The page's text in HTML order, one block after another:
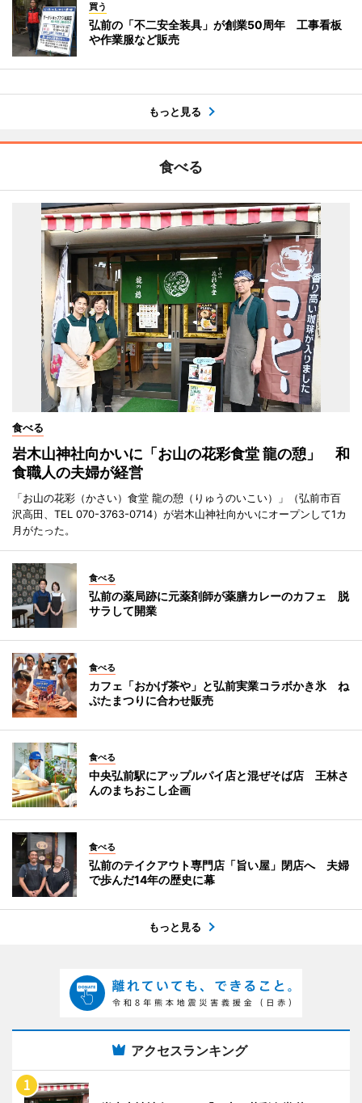
買う
弘前の「不二安全装具」が創業50周年 工事看板
や作業服など販売
もっと見る
食べる
食べる
岩木山神社向かいに「お山の花彩食堂 龍の憩」 和
食職人の夫婦が経営
「お山の花彩（かさい）食堂 龍の憩（りゅうのいこい）」（弘前市百
沢高田、TEL 070-3763-0714）が岩木山神社向かいにオープンして1カ
月がたった。
食べる
弘前の薬局跡に元薬剤師が薬膳カレーのカフェ 脱
サラして開業
食べる
カフェ「おかげ茶や」と弘前実業コラボかき氷 ね
ぷたまつりに合わせ販売
食べる
中央弘前駅にアップルパイ店と混ぜそば店 王林さ
んのまちおこし企画
食べる
弘前のテイクアウト専門店「旨い屋」閉店へ 夫婦
で歩んだ14年の歴史に幕
もっと見る
アクセスランキング